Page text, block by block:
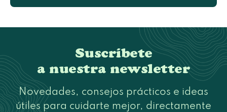
Suscríbete
a nuestra newsletter
Novedades, consejos prácticos e ideas
útiles para cuidarte mejor, directamente